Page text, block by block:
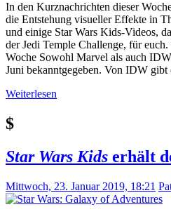
In den Kurznachrichten dieser
die Entstehung visueller Effekte in
und einige Star Wars Kids-Videos,
der Jedi Temple Challenge, für
Woche Sowohl Marvel als auch
Juni bekanntgegeben. Von IDW
Weiterlesen
$
Star Wars Kids erhält
Mittwoch, 23. Januar 2019, 18:21